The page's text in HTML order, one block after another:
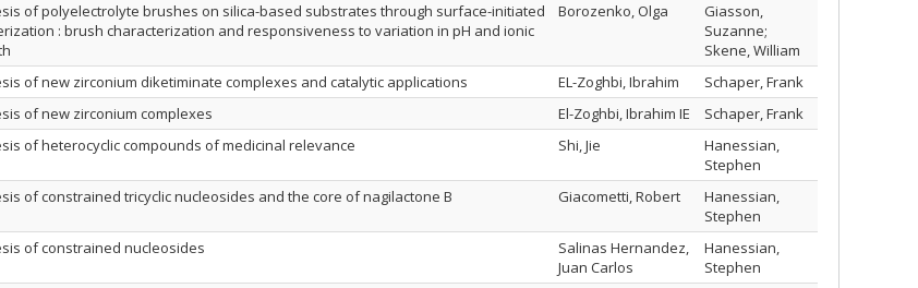
of polyelectrolyte brushes on silica-based substrates through surface-initiated
: brush characterization and responsiveness to variation in pH and ionic
Borozenko, Olga
Giasson,
Suzanne;
Skene, William
of new zirconium diketiminate complexes and catalytic applications EL-Zoghbi, Ibrahim
Schaper, Frank
of new zirconium complexes El-Zoghbi, Ibrahim IE
Schaper, Frank
of heterocyclic compounds of medicinal relevance Shi, Jie
Hanessian,
Stephen
of constrained tricyclic nucleosides and the core of nagilactone B Giacometti, Robert
Hanessian,
Stephen
of constrained nucleosides
Salinas Hernandez,
Juan Carlos
Hanessian,
Stephen